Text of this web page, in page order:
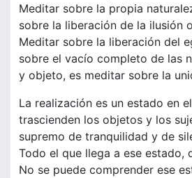
Meditar sobre la propia
sobre la liberación de la ilusión
Meditar sobre la liberación del
sobre el vacío completo de las
y objeto, es meditar sobre la
La realización es un estado en
trascienden los objetos y los
supremo de tranquilidad y de
Todo el que llega a ese estado,
No se puede comprender ese